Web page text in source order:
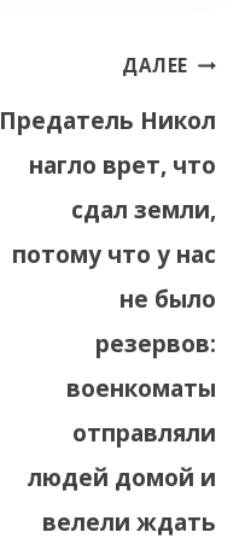
ДАЛЕЕ
Предатель Никол
нагло врет, что
сдал земли,
потому что у нас
не было
резервов:
военкоматы
отправляли
людей домой и
велели ждать